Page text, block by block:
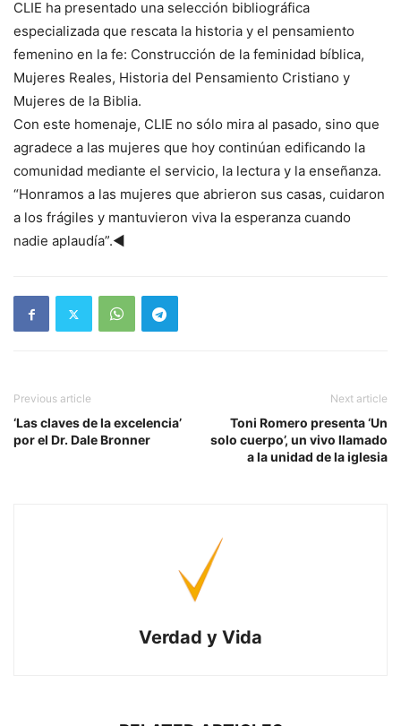
CLIE ha presentado una selección bibliográfica
especializada que rescata la historia y el pensamiento
femenino en la fe: Construcción de la feminidad bíblica,
Mujeres Reales, Historia del Pensamiento Cristiano y
Mujeres de la Biblia.
Con este homenaje, CLIE no sólo mira al pasado, sino que
agradece a las mujeres que hoy continúan edificando la
comunidad mediante el servicio, la lectura y la enseñanza.
“Honramos a las mujeres que abrieron sus casas, cuidaron
a los frágiles y mantuvieron viva la esperanza cuando
nadie aplaudía”.◄
Previous article
‘Las claves de la excelencia’
por el Dr. Dale Bronner
Next article
Toni Romero presenta ‘Un
solo cuerpo’, un vivo llamado
a la unidad de la iglesia
Verdad y Vida